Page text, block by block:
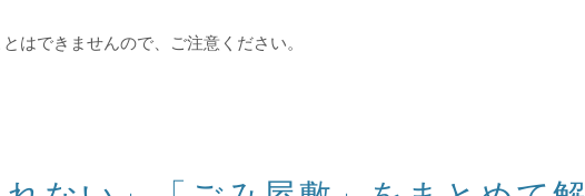
はできませんので、ご注意ください。